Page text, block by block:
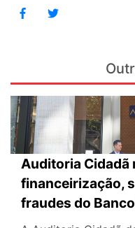
Auditoria Cidadã
financeirização,
fraudes do